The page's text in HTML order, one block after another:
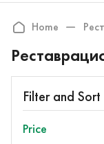
Home
Filter and Sort
Price